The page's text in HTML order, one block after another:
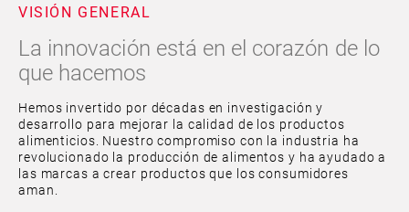
VISIÓN GENERAL
La innovación está en el corazón de lo
que hacemos
Hemos invertido por décadas en investigación y
desarrollo para mejorar la calidad de los productos
alimenticios. Nuestro compromiso con la industria ha
revolucionado la producción de alimentos y ha ayudado a
las marcas a crear productos que los consumidores
aman.